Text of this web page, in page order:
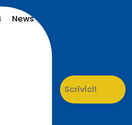
News
Scrivici!